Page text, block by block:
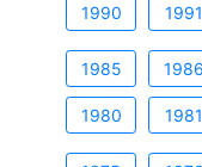
1990 1991
1985 1986
1980 1981